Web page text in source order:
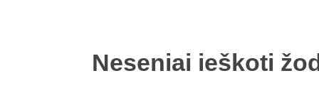
Neseniai ieškoti